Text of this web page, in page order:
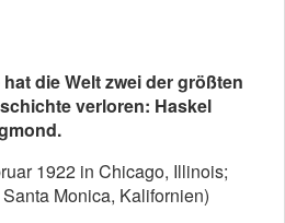
die Welt zwei der größten
verloren: Haskel
1922 in Chicago, Illinois;
Monica, Kalifornien)